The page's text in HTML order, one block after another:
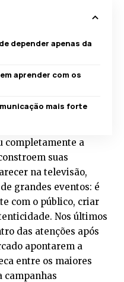
depender apenas da
aprender com os
mais forte
completamente a
suas
na televisão,
grandes eventos: é
com o público, criar
Nos últimos
das atenções após
apontarem a
entre os maiores
campanhas